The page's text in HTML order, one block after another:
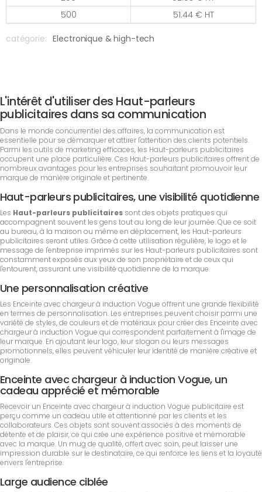
500
51.44 € HT
catégorie: Electronique & high-tech
L'intérêt d'utiliser des Haut-parleurs
publicitaires dans sa communication
Dans le monde concurrentiel des affaires, la communication est
essentielle pour se démarquer et attirer l'attention des clients potentiels.
Parmi les outils de marketing efficaces, les Haut-parleurs publicitaires
occupent une place particulière. Ces Haut-parleurs publicitaires offrent de
nombreux avantages pour les entreprises souhaitant promouvoir leur
marque de manière originale et pertinente.
Haut-parleurs publicitaires, une visibilité quotidienne
Les Haut-parleurs publicitaires sont des objets pratiques qui
accompagnent souvent les gens tout au long de leur journée. Que ce soit
au bureau, à la maison ou même en déplacement, les Haut-parleurs
publicitaires seront utiles. Grâce à cette utilisation régulière, le logo et le
message de l'entreprise imprimés sur les Haut-parleurs publicitaires sont
constamment exposés aux yeux de son propriétaire et de ceux qui
l'entourent, assurant une visibilité quotidienne de la marque.
Une personnalisation créative
Les Enceinte avec chargeur à induction Vogue offrent une grande flexibilité
en termes de personnalisation. Les entreprises peuvent choisir parmi une
variété de styles, de couleurs et de matériaux pour créer des Enceinte avec
chargeur à induction Vogue qui correspondent parfaitement à l'image de
leur marque. En ajoutant leur logo, leur slogan ou leurs messages
promotionnels, elles peuvent véhiculer leur identité de manière créative et
originale.
Enceinte avec chargeur à induction Vogue, un
cadeau apprécié et mémorable
Recevoir un Enceinte avec chargeur à induction Vogue publicitaire est
perçu comme un cadeau utile et attentionné par les clients et les
collaborateurs. Ces objets sont souvent associés à des moments de
détente et de plaisir, ce qui crée une expérience positive et mémorable
avec la marque. Un mug de qualité, offert avec soin, peut laisser une
impression durable sur le destinataire, ce qui renforce les liens et la loyauté
envers l'entreprise.
Large audience ciblée